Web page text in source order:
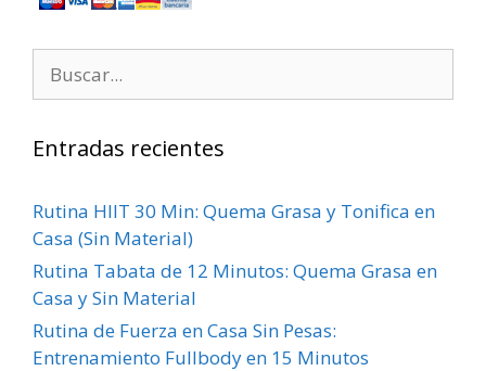
Entradas recientes
Rutina HIIT 30 Min: Quema Grasa y Tonifica en
Casa (Sin Material)
Rutina Tabata de 12 Minutos: Quema Grasa en
Casa y Sin Material
Rutina de Fuerza en Casa Sin Pesas:
Entrenamiento Fullbody en 15 Minutos